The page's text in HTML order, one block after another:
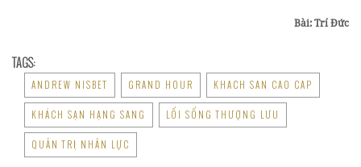
Bài: Trí Đức
TAGS:
ANDREW NISBET GRAND HOUR KHACH SAN CAO CAP
KHÁCH SẠN HẠNG SANG LỐI SỐNG THƯỢNG LƯU
QUẢN TRỊ NHÂN LỰC